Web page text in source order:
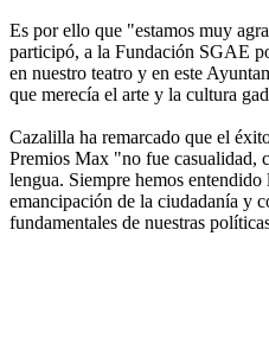
Es por ello que "estamos muy
participó, a la Fundación SGAE
en nuestro teatro y en este
que merecía el arte y la cultura
Cazalilla ha remarcado que el
Premios Max "no fue casualidad,
lengua. Siempre hemos
emancipación de la ciudadanía y
fundamentales de nuestras